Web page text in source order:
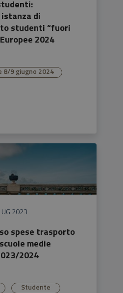
di
studenti “fuori
2024
8/9 giugno 2024
2023
spese trasporto
medie
2024
Studente